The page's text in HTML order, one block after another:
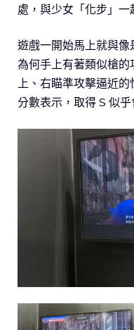
處，與少女「化步」一
遊戲一開始馬上就與
為何手上有著類似槍的
上、右瞄準攻擊逼近
分數表示，取得 S 似乎